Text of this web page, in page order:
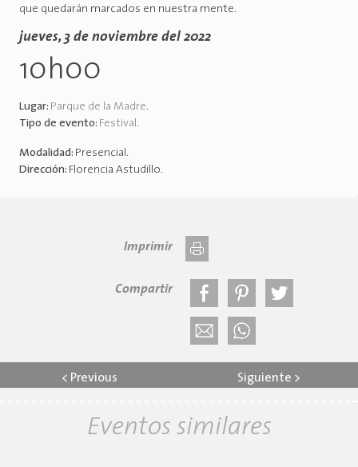
que quedarán marcados en nuestra mente.
jueves, 3 de noviembre del 2022
10h00
Lugar: Parque de la Madre.
Tipo de evento: Festival.
Modalidad: Presencial.
Dirección: Florencia Astudillo.
Imprimir
Compartir
< Previous Siguiente >
Eventos similares